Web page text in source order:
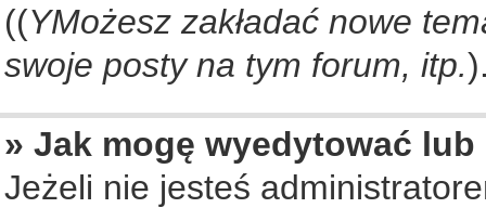
((YMożesz zakładać nowe
swoje posty na tym forum, itp.
» Jak mogę wyedytować
Jeżeli nie jesteś